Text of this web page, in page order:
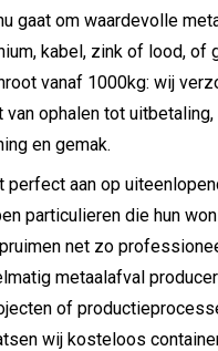
gaat om waardevolle
kabel, zink of lood, of
vanaf 1000kg: wij
van ophalen tot
en gemak.
perfect aan op
particulieren die hun
net zo
metaalafval
of
wij kosteloos